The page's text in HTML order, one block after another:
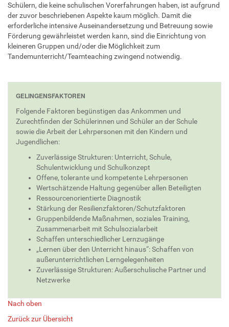
Schülern, die keine schulischen Vorerfahrungen haben, ist aufgrund
der zuvor beschriebenen Aspekte kaum möglich. Damit die
erforderliche intensive Auseinandersetzung und Betreuung sowie
Förderung gewährleistet werden kann, sind die Einrichtung von
kleineren Gruppen und/oder die Möglichkeit zum
Tandemunterricht/Teamteaching zwingend notwendig.
GELINGENSFAKTOREN
Folgende Faktoren begünstigen das Ankommen und
Zurechtfinden der Schülerinnen und Schüler an der Schule
sowie die Arbeit der Lehrpersonen mit den Kindern und
Jugendlichen:
Zuverlässige Strukturen: Unterricht, Schule,
Schulentwicklung und Schulkonzept
Offene, tolerante und kompetente Lehrpersonen
Wertschätzende Haltung gegenüber allen Beteiligten
Ressourcenorientierte Diagnostik
Stärkung der Resilienzfaktoren/Schutzfaktoren
Gruppenbildende Maßnahmen, soziales Training,
Zusammenarbeit mit Schulsozialarbeit
Schaffen unterschiedlicher Lernzugänge
„Lernen über den Unterricht hinaus“: Schaffen von
außerunterrichtlichen Lerngelegenheiten
Zuverlässige Strukturen: Außerschulische Partner und
Netzwerke
Nach oben
Zurück zur Übersicht